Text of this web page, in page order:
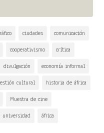
ciudades comunicación
cooperativismo crítica
divulgación economía informal
cultural historia de áfrica
Muestra de cine
universidad áfrica